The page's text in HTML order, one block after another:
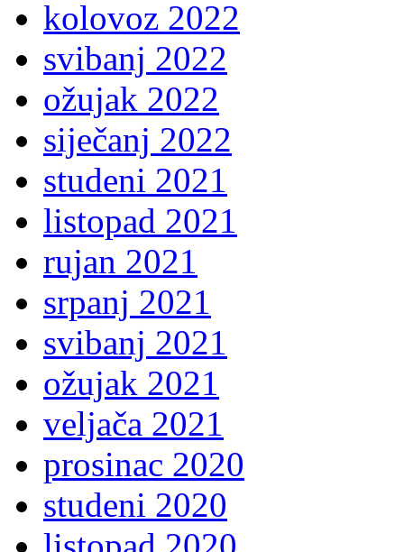
kolovoz 2022
svibanj 2022
ožujak 2022
siječanj 2022
studeni 2021
listopad 2021
rujan 2021
srpanj 2021
svibanj 2021
ožujak 2021
veljača 2021
prosinac 2020
studeni 2020